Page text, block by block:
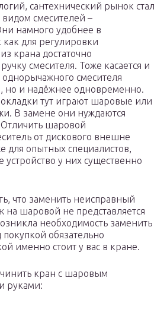
сантехнический рынок стал
смесителей –
намного удобнее в
как для регулировки
крана достаточно
смесителя. Тоже касается и
однорычажного смесителя
но и надёжнее одновременно.
тут играют шаровые или
В замене они нуждаются
шаровой
от дискового внешне
для опытных специалистов,
устройство у них существенно
что заменить неисправный
на шаровой не представляется
необходимость заменить
обязательно
именно стоит у вас в кране.
кран с шаровым
руками: